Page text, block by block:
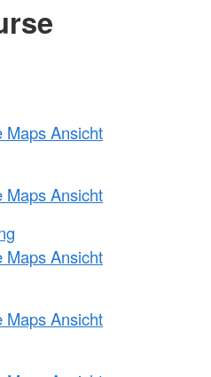
Maps Ansicht
Maps Ansicht
Maps Ansicht
Maps Ansicht